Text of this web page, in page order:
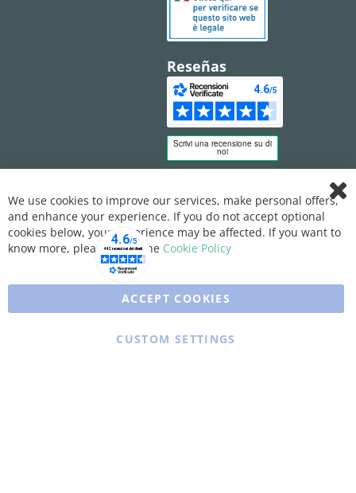
Reseñas
Bar
We use cookies to improve our services, make personal offers,
and enhance your experience. If you do not accept optional
cookies below, your experience may be affected. If you want to
know more, please, read the Cookie Policy
ACCEPT COOKIES
CUSTOM SETTINGS